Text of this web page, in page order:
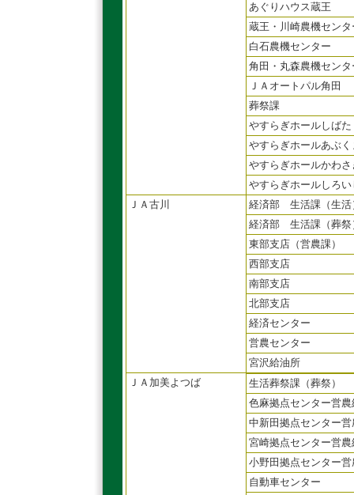
あぐりハウス蔵王
蔵王・川崎農機センタ
白石農機センター
角田・丸森農機センタ
ＪＡオートパル角田
葬祭課
やすらぎホールしばた
やすらぎホールあぶく
やすらぎホールかわさ
やすらぎホールしろい
ＪＡ古川
経済部 生活課（生活
経済部 生活課（葬祭
東部支店（営農課）
西部支店
南部支店
北部支店
経済センター
営農センター
宮沢給油所
ＪＡ加美よつば
生活葬祭課（葬祭）
色麻拠点センター営農
中新田拠点センター
宮崎拠点センター営農
小野田拠点センター
自動車センター